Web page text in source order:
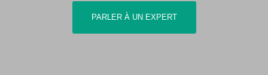
PARLER À UN EXPERT